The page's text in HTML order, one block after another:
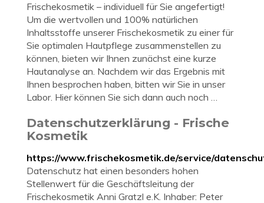
Frischekosmetik – individuell für Sie angefertigt!
Um die wertvollen und 100% natürlichen
Inhaltsstoffe unserer Frischekosmetik zu einer für
Sie optimalen Hautpflege zusammenstellen zu
können, bieten wir Ihnen zunächst eine kurze
Hautanalyse an. Nachdem wir das Ergebnis mit
Ihnen besprochen haben, bitten wir Sie in unser
Labor. Hier können Sie sich dann auch noch …
Datenschutzerklärung - Frische
Kosmetik
https://www.frischekosmetik.de/service/
Datenschutz hat einen besonders hohen
Stellenwert für die Geschäftsleitung der
Frischekosmetik Anni Gratzl e.K. Inhaber: Peter